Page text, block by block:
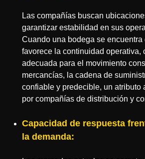
Las compañías buscan
garantizar estabilidad en sus
Cuando una bodega se encuentra
favorece la continuidad operativa,
adecuada para el movimiento
mercancías, la cadena de
confiable y predecible, un atributo
por compañías de distribución y
Capacidad de respuesta
la demanda: